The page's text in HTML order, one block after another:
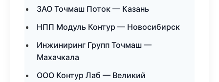
ЗАО Точмаш Поток — Казань
НПП Модуль Контур — Новосибирск
Инжиниринг Групп Точмаш —
Махачкала
ООО Контур Лаб — Великий